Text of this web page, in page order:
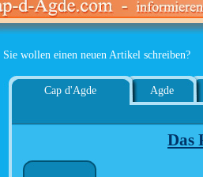
Sie wollen einen neuen Artikel schreiben?
Cap d'Agde Agde
Das